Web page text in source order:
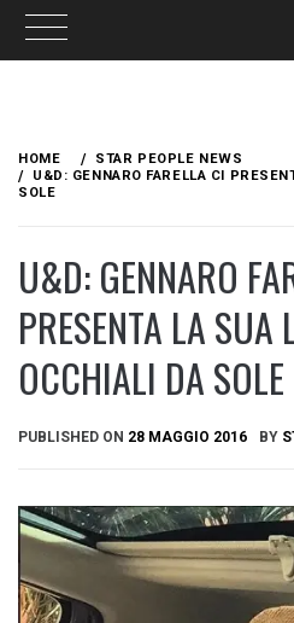
content
HOME
STAR PEOPLE NEWS
U&D: GENNARO FARELLA CI
SOLE
U&D: GENNARO
PRESENTA LA SUA
OCCHIALI DA SOLE
PUBLISHED ON 28 MAGGIO 2016 BY